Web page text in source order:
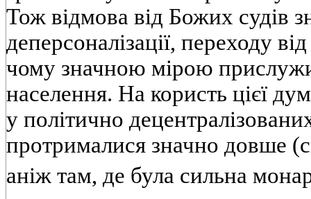
Тож відмова від Божих судів
деперсоналізації, переходу
чому значною мірою
населення. На користь цієї
у політично
протрималися значно довше
аніж там, де була сильна